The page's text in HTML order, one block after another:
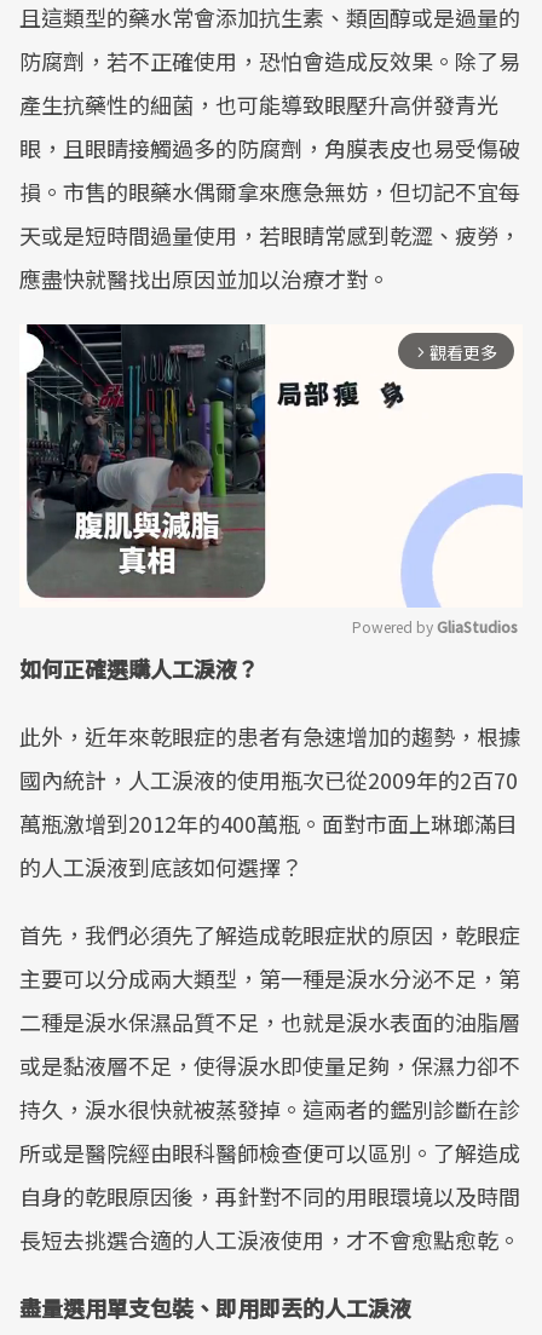
且這類型的藥水常會添加抗生素、類固醇或是過量的
防腐劑，若不正確使用，恐怕會造成反效果。除了易
產生抗藥性的細菌，也可能導致眼壓升高併發青光
眼，且眼睛接觸過多的防腐劑，角膜表皮也易受傷破
損。市售的眼藥水偶爾拿來應急無妨，但切記不宜每
天或是短時間過量使用，若眼睛常感到乾澀、疲勞，
應盡快就醫找出原因並加以治療才對。
arrow_forward_ios 觀看更多
Powered by GliaStudios
如何正確選購人工淚液？
此外，近年來乾眼症的患者有急速增加的趨勢，根據
國內統計，人工淚液的使用瓶次已從2009年的2百70
萬瓶激增到2012年的400萬瓶。面對市面上琳瑯滿目
的人工淚液到底該如何選擇？
首先，我們必須先了解造成乾眼症狀的原因，乾眼症
主要可以分成兩大類型，第一種是淚水分泌不足，第
二種是淚水保濕品質不足，也就是淚水表面的油脂層
或是黏液層不足，使得淚水即使量足夠，保濕力卻不
持久，淚水很快就被蒸發掉。這兩者的鑑別診斷在診
所或是醫院經由眼科醫師檢查便可以區別。了解造成
自身的乾眼原因後，再針對不同的用眼環境以及時間
長短去挑選合適的人工淚液使用，才不會愈點愈乾。
盡量選用單支包裝、即用即丟的人工淚液